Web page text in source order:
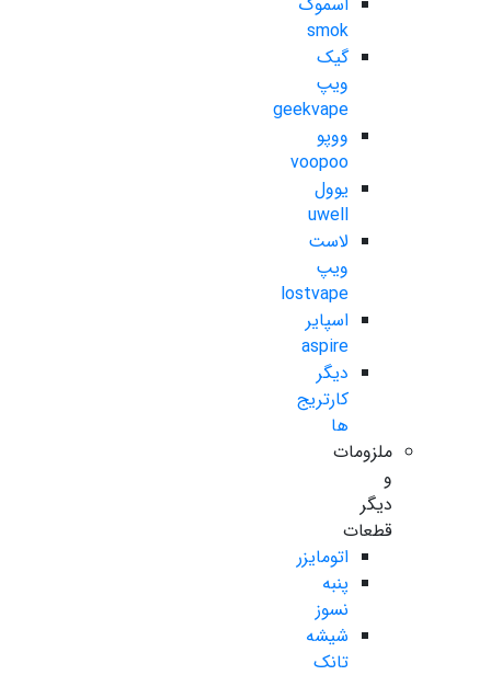
smok
گیک
ویپ
geekvape
ووپو
voopoo
یوول
uwell
لاست
ویپ
lostvape
اسپایر
aspire
دیگر
کارتریج
ها
ملزومات
و
دیگر
قطعات
اتومایزر
پنبه
نسوز
شیشه
تانک